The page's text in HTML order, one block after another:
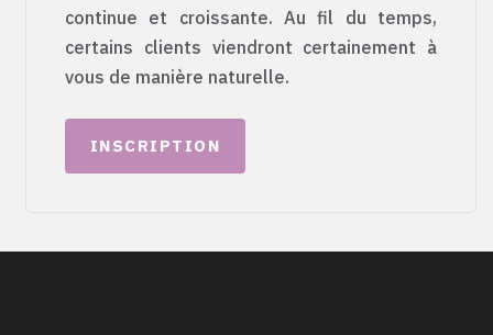
continue et croissante. Au fil du temps,
certains clients viendront certainement à
vous de manière naturelle.
INSCRIPTION